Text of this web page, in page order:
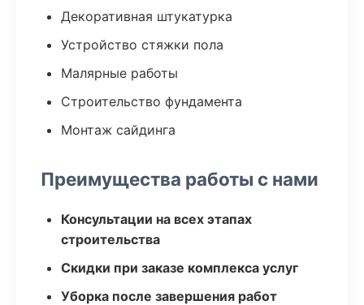
Декоративная штукатурка
Устройство стяжки пола
Малярные работы
Строительство фундамента
Монтаж сайдинга
Преимущества работы с нами
Консультации на всех этапах
строительства
Скидки при заказе комплекса услуг
Уборка после завершения работ